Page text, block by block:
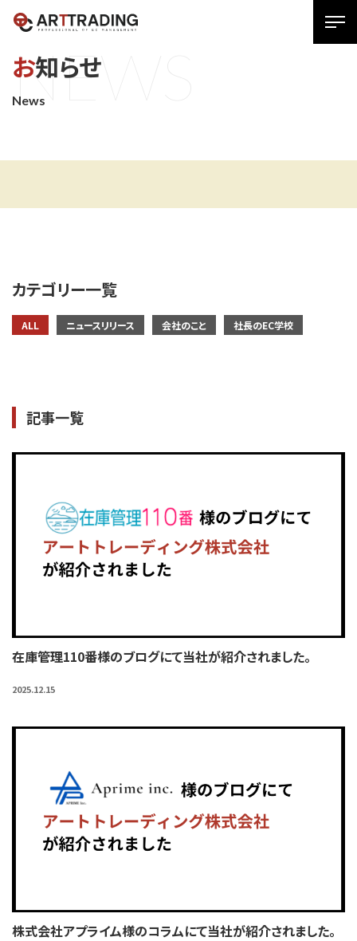
SPメ
ン
お知らせ
News
NEW
カテゴリー一覧
ALL ニュースリリース 会社のこと 社長のEC学校
記事一覧
在庫管理110番様のブログにて当社が紹介されました。
2025.12.15
株式会社アプライム様のコラムにて当社が紹介されました。